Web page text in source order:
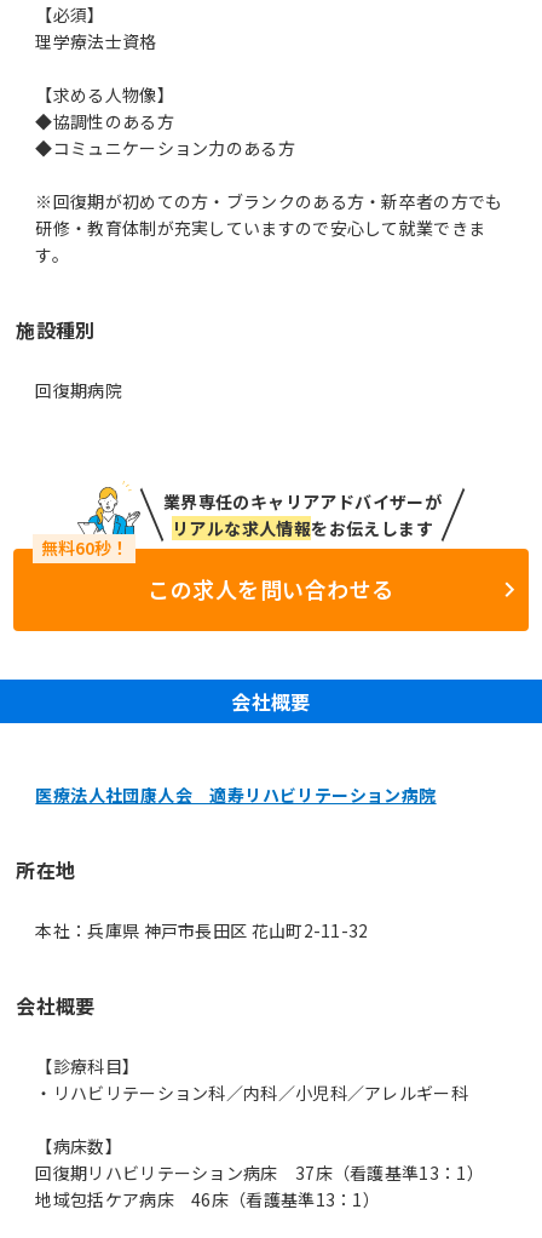
【必須】
理学療法士資格
【求める人物像】
◆協調性のある方
◆コミュニケーション力のある方
※回復期が初めての方・ブランクのある方・新卒者の方でも
研修・教育体制が充実していますので安心して就業できま
す。
施設種別
回復期病院
業界専任のキャリアアドバイザーが
リアルな求人情報をお伝えします
この求人を問い合わせる
会社概要
医療法人社団康人会 適寿リハビリテーション病院
所在地
本社：兵庫県 神戸市長田区 花山町2-11-32
会社概要
【診療科目】
・リハビリテーション科／内科／小児科／アレルギー科
【病床数】
回復期リハビリテーション病床 37床（看護基準13：1）
地域包括ケア病床 46床（看護基準13：1）